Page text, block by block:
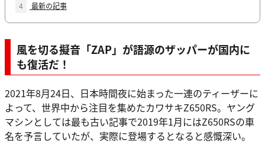
4
最新の記事
風を切る擬音「ZAP」が語源のザッパーが国内に
も復活だ！
2021年8月24日、日本時間夜に始まった一連のティーザーに
よって、世界中から注目を集めたカワサキZ650RS。ヤング
マシンとしては最も古い記事で2019年1月にはZ650RSの車
名を予言していたが、実際に登場するとなると感慨深い。